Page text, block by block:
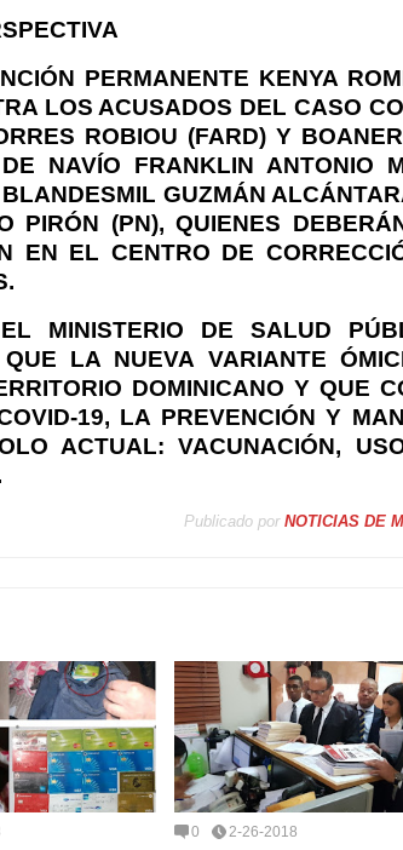
PERMANENTE KENYA
LOS ACUSADOS DEL CASO
ROBIOU (FARD) Y
NAVÍO FRANKLIN ANTONIO
GUZMÁN
PIRÓN (PN), QUIENES
EN EL CENTRO DE
MINISTERIO DE SALUD
LA NUEVA VARIANTE
DOMINICANO Y QUE
19, LA PREVENCIÓN Y
ACTUAL: VACUNACIÓN,
Publicado por NOTICIAS DE
0 2-26-2018